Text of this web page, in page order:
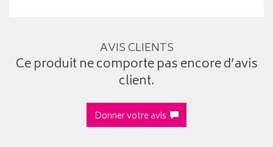
AVIS CLIENTS
Ce produit ne comporte pas encore d’avis
client.
Donner votre avis